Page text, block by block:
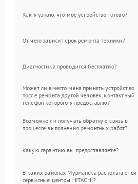
Как я узнаю, что мое устройство готово?
От чего зависит срок ремонта техники?
Диагностика проводится бесплатно?
Может ли вместо меня принять устройство
после ремонта другой человек, контактный
телефон которого я предоставлю?
Возможно ли получать обратную связь в
процессе выполнения ремонтных работ?
Какую гарантию вы предоставляете?
В каких районах Мурманска располагаются
сервисные центры HITACHI?